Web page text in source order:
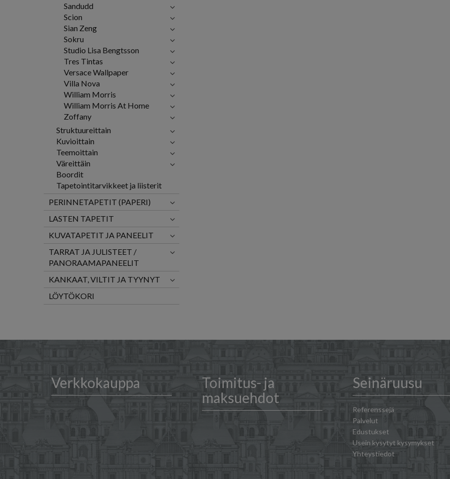
Sandudd
Scion
Sian Zeng
Sokru
Studio Lisa Bengtsson
Tres Tintas
Versace Wallpaper
Villa Nova
William Morris
William Morris At Home
Zoffany
Struktuureittain
Kuvioittain
Teemoittain
Väreittäin
Boordit
Tapetointitarvikkeet ja liisterit
PERINNETAPETIT (PAPERI)
LASTEN TAPETIT
KUVATAPETIT JA PANEELIT
TARRAT JA JULISTEET /
PANORAAMAPANEELIT
KANKAAT, VILTIT JA TYYNYT
LÖYTÖKORI
Verkkokauppa
Toimitus- ja
maksuehdot
Seinäruusu
Referenssejä
Palvelut
Edustukset
Usein kysytyt kysymykset
Yhteystiedot